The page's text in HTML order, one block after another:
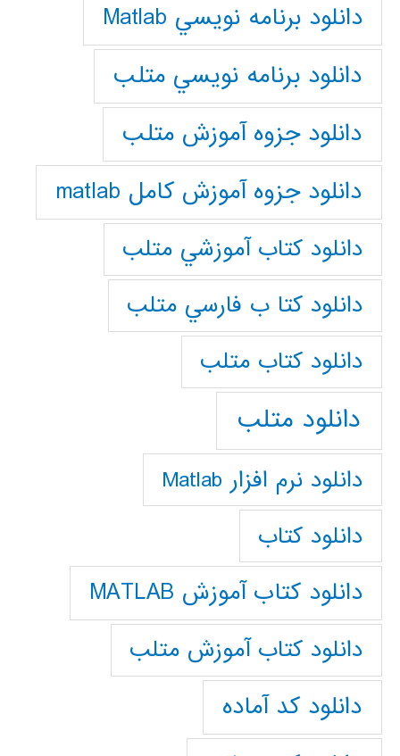
دانلود برنامه نويسي Matlab
دانلود برنامه نويسي متلب
دانلود جزوه آموزش متلب
دانلود جزوه آموزش کامل matlab
دانلود كتاب آموزشي متلب
دانلود كتا ب فارسي متلب
دانلود كتاب متلب
دانلود متلب
دانلود نرم افزار Matlab
دانلود کتاب
دانلود کتاب آموزش MATLAB
دانلود کتاب آموزش متلب
دانلود کد آماده